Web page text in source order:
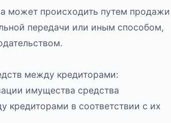
может происходить путем продажи
передачи или иным способом,
между кредиторами:
имущества средства
кредиторами в соответствии с их